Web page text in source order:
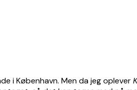
i København. Men da jeg oplever